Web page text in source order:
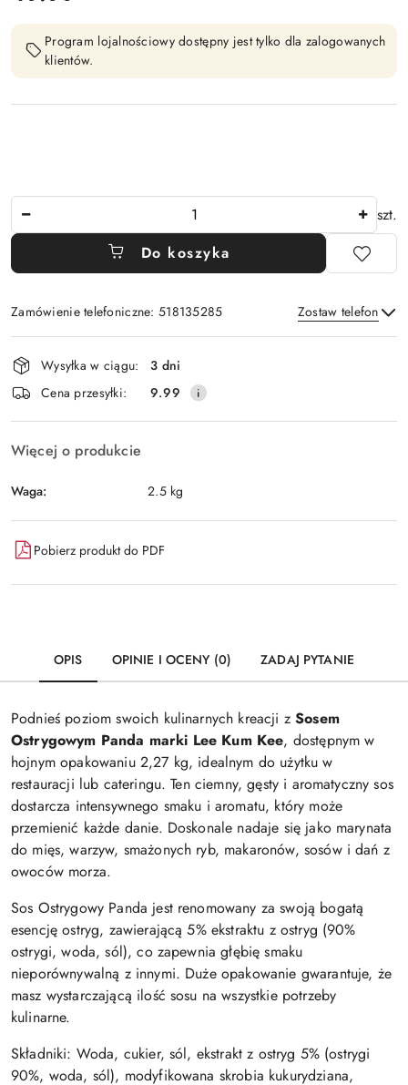
Program lojalnościowy dostępny jest tylko dla zalogowanych
klientów.
szt.
Do koszyka
Zamówienie telefoniczne: 518135285 Zostaw telefon
Wyślij
Dostępność
i
dostawa
Wysyłka w ciągu:
3 dni
Cena przesyłki:
9.99
Więcej o produkcie
Waga: 2.5 kg
Pobierz produkt do PDF
OPIS OPINIE I OCENY (0) ZADAJ PYTANIE
Podnieś poziom swoich kulinarnych kreacji z Sosem
Ostrygowym Panda marki Lee Kum Kee, dostępnym w
hojnym opakowaniu 2,27 kg, idealnym do użytku w
restauracji lub cateringu. Ten ciemny, gęsty i aromatyczny sos
dostarcza intensywnego smaku i aromatu, który może
przemienić każde danie. Doskonale nadaje się jako marynata
do mięs, warzyw, smażonych ryb, makaronów, sosów i dań z
owoców morza.
Sos Ostrygowy Panda jest renomowany za swoją bogatą
esencję ostryg, zawierającą 5% ekstraktu z ostryg (90%
ostrygi, woda, sól), co zapewnia głębię smaku
nieporównywalną z innymi. Duże opakowanie gwarantuje, że
masz wystarczającą ilość sosu na wszystkie potrzeby
kulinarne.
Składniki: Woda, cukier, sól, ekstrakt z ostryg 5% (ostrygi
90%, woda, sól), modyfikowana skrobia kukurydziana,